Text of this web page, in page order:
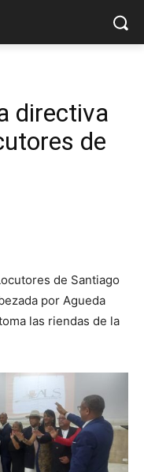
directiva
de
de Santiago
por Agueda
las riendas de la